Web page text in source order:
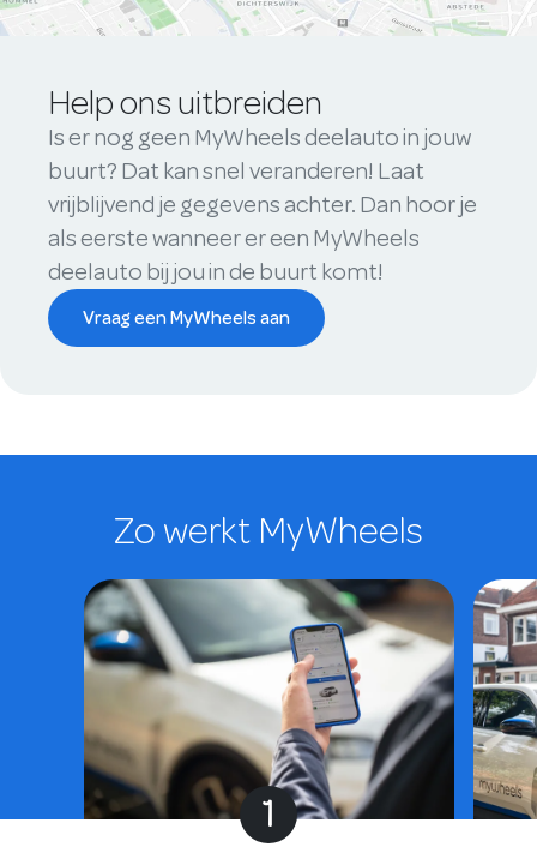
Help ons uitbreiden
Is er nog geen MyWheels deelauto in jouw
buurt? Dat kan snel veranderen! Laat
vrijblijvend je gegevens achter. Dan hoor je
als eerste wanneer er een MyWheels
deelauto bij jou in de buurt komt!
Vraag een MyWheels aan
Zo werkt MyWheels
1